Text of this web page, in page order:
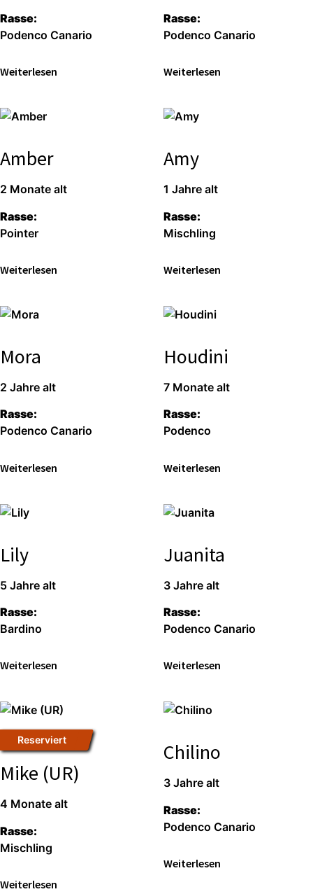
Ras­se:
Poden­co Cana­rio
Wei­ter­le­sen
Ras­se:
Poden­co Cana­rio
Wei­ter­le­sen
Amber
2 Mona­te alt
Ras­se:
Poin­ter
Wei­ter­le­sen
Amy
1 Jah­re alt
Ras­se:
Misch­ling
Wei­ter­le­sen
Mora
2 Jah­re alt
Ras­se:
Poden­co Cana­rio
Wei­ter­le­sen
Houdini
7 Mona­te alt
Ras­se:
Poden­co
Wei­ter­le­sen
Lily
5 Jah­re alt
Ras­se:
Bar­di­no
Wei­ter­le­sen
Juanita
3 Jah­re alt
Ras­se:
Poden­co Cana­rio
Wei­ter­le­sen
Reser­viert
Mike (UR)
4 Mona­te alt
Ras­se:
Misch­ling
Wei­ter­le­sen
Chilino
3 Jah­re alt
Ras­se:
Poden­co Cana­rio
Wei­ter­le­sen